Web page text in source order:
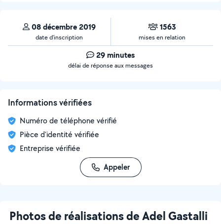
08 décembre 2019
date d’inscription
1563
mises en relation
29 minutes
délai de réponse aux messages
Informations vérifiées
Numéro de téléphone vérifié
Pièce d'identité vérifiée
Entreprise vérifiée
Appeler
Photos de réalisations de Adel Gastalli